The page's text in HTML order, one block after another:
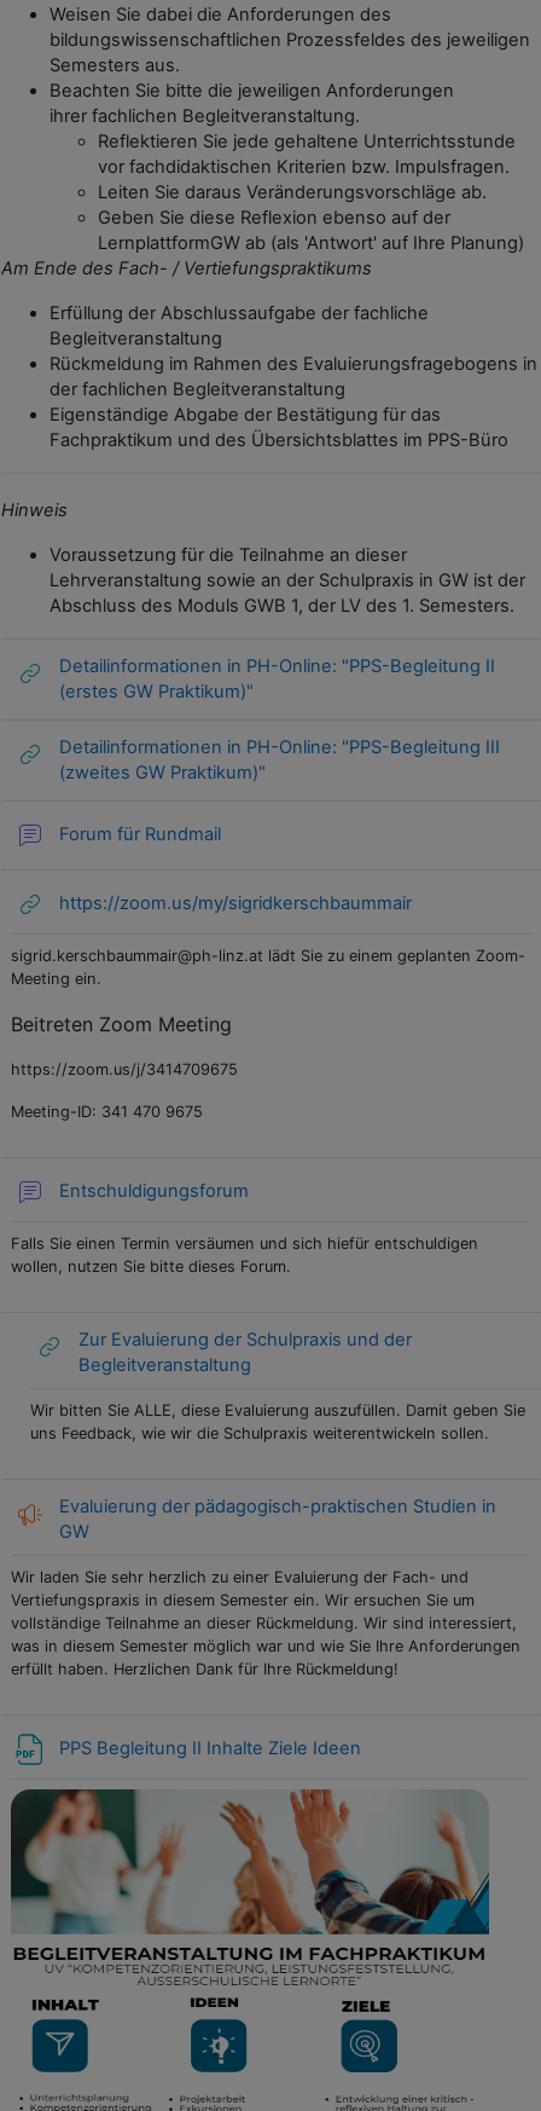
Weisen Sie dabei die Anforderungen des
bildungswissenschaftlichen Prozessfeldes des jeweiligen
Semesters aus.
Beachten Sie bitte die jeweiligen Anforderungen
ihrer fachlichen Begleitveranstaltung.
Reflektieren Sie jede gehaltene Unterrichtsstunde
vor fachdidaktischen Kriterien bzw. Impulsfragen.
Leiten Sie daraus Veränderungsvorschläge ab.
Geben Sie diese Reflexion ebenso auf der
LernplattformGW ab (als 'Antwort' auf Ihre Planung)
Am Ende des Fach- / Vertiefungspraktikums
Erfüllung der Abschlussaufgabe der fachliche
Begleitveranstaltung
Rückmeldung im Rahmen des Evaluierungsfragebogens in
der fachlichen Begleitveranstaltung
Eigenständige Abgabe der Bestätigung für das
Fachpraktikum und des Übersichtsblattes im PPS-Büro
Hinweis
Voraussetzung für die Teilnahme an dieser
Lehrveranstaltung sowie an der Schulpraxis in GW ist der
Abschluss des Moduls GWB 1, der LV des 1. Semesters.
Detailinformationen in PH-Online: "PPS-Begleitung II
(erstes GW Praktikum)"
Detailinformationen in PH-Online: "PPS-Begleitung III
(zweites GW Praktikum)"
Forum für Rundmail
https://zoom.us/my/sigridkerschbaummair
sigrid.kerschbaummair@ph-linz.at lädt Sie zu einem geplanten Zoom-
Meeting ein.
Beitreten Zoom Meeting
https://zoom.us/j/3414709675
Meeting-ID: 341 470 9675
Entschuldigungsforum
Falls Sie einen Termin versäumen und sich hiefür entschuldigen
wollen, nutzen Sie bitte dieses Forum.
Zur Evaluierung der Schulpraxis und der
Begleitveranstaltung
Wir bitten Sie ALLE, diese Evaluierung auszufüllen. Damit geben Sie
uns Feedback, wie wir die Schulpraxis weiterentwickeln sollen.
Evaluierung der pädagogisch-praktischen Studien in
GW
Wir laden Sie sehr herzlich zu einer Evaluierung der Fach- und
Vertiefungspraxis in diesem Semester ein. Wir ersuchen Sie um
vollständige Teilnahme an dieser Rückmeldung. Wir sind interessiert,
was in diesem Semester möglich war und wie Sie Ihre Anforderungen
erfüllt haben. Herzlichen Dank für Ihre Rückmeldung!
PPS Begleitung II Inhalte Ziele Ideen